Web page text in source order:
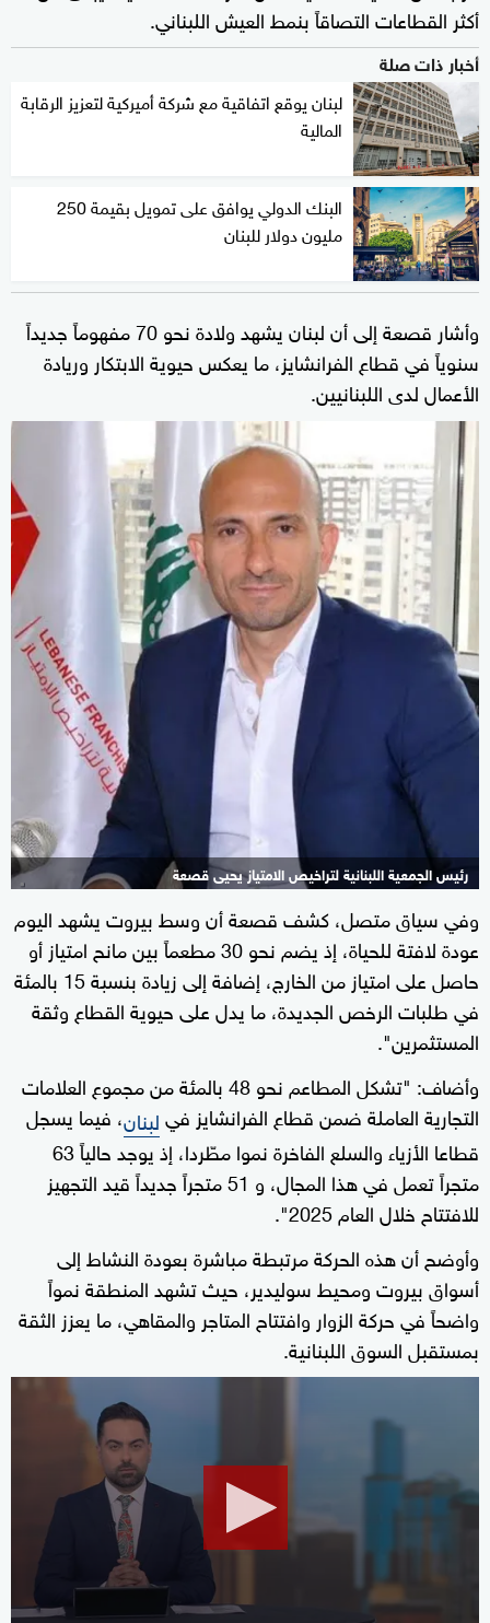
أكثر القطاعات التصاقاً بنمط العيش اللبناني.
أخبار ذات صلة
لبنان يوقع اتفاقية مع شركة أميركية لتعزيز الرقابة
المالية
البنك الدولي يوافق على تمويل بقيمة 250
مليون دولار للبنان
وأشار قصعة إلى أن لبنان يشهد ولادة نحو 70 مفهوماً جديداً
سنوياً في قطاع الفرانشايز، ما يعكس حيوية الابتكار وريادة
الأعمال لدى اللبنانيين.
رئيس الجمعية اللبنانية لتراخيص الامتياز يحيى قصعة
وفي سياق متصل، كشف قصعة أن وسط بيروت يشهد اليوم
عودة لافتة للحياة، إذ يضم نحو 30 مطعماً بين مانح امتياز أو
حاصل على امتياز من الخارج، إضافة إلى زيادة بنسبة 15 بالمئة
في طلبات الرخص الجديدة، ما يدل على حيوية القطاع وثقة
المستثمرين".
وأضاف: "تشكل المطاعم نحو 48 بالمئة من مجموع العلامات
التجارية العاملة ضمن قطاع الفرانشايز فيلبنان، فيما يسجل
قطاعا الأزياء والسلع الفاخرة نموا مطّردا، إذ يوجد حالياً 63
متجراً تعمل في هذا المجال، و 51 متجراً جديداً قيد التجهيز
للافتتاح خلال العام 2025".
وأوضح أن هذه الحركة مرتبطة مباشرة بعودة النشاط إلى
أسواق بيروت ومحيط سوليدير، حيث تشهد المنطقة نمواً
واضحاً في حركة الزوار وافتتاح المتاجر والمقاهي، ما يعزز الثقة
بمستقبل السوق اللبنانية.
seconds
minute,
seconds